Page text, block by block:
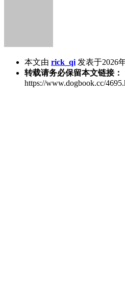
本文由 rick_qi 发表于2026
转载请务必保留本文链接：
https://www.dogbook.cc/